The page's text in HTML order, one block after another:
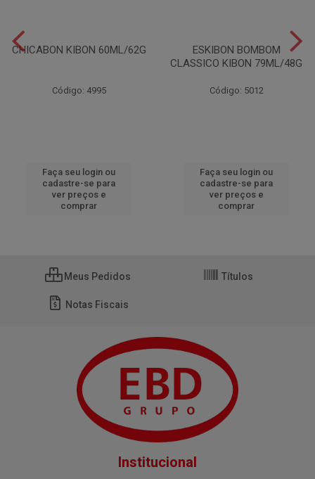
CHICABON KIBON 60ML/62G
Código: 4995
Faça seu login ou
cadastre-se para
ver preços e
comprar
ESKIBON BOMBOM
CLASSICO KIBON 79ML/48G
Código: 5012
Faça seu login ou
cadastre-se para
ver preços e
comprar
Meus Pedidos Títulos
Notas Fiscais
Institucional